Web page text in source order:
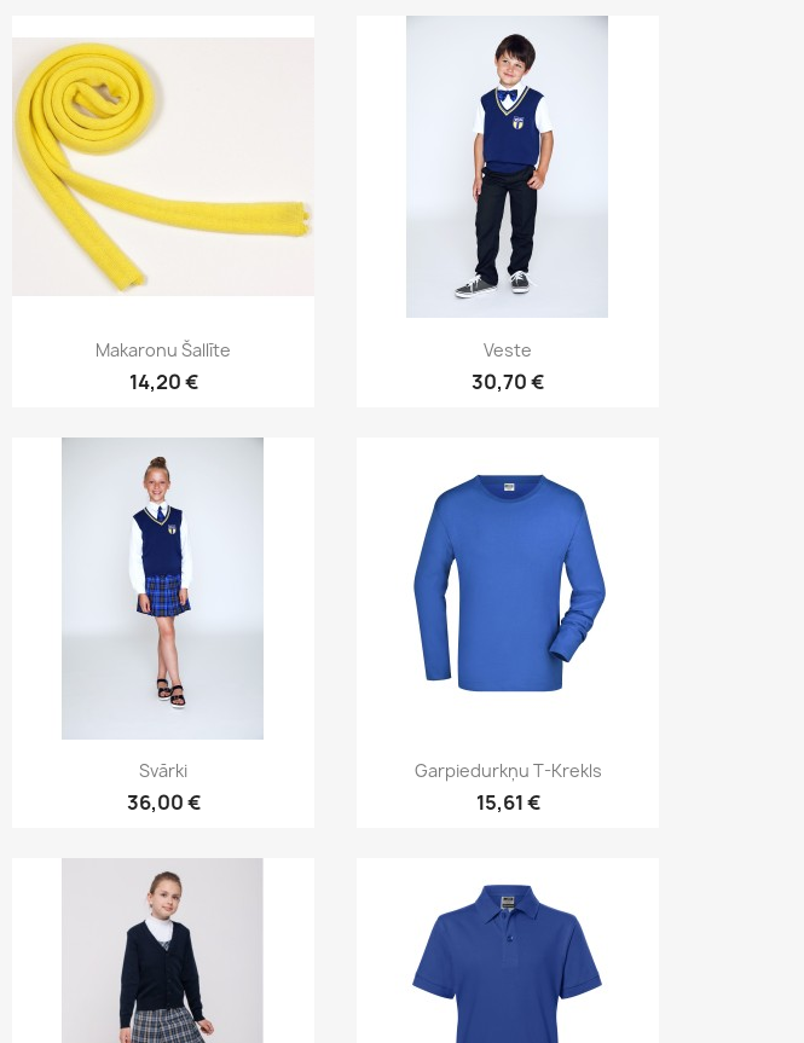
Īss ieskats
Makaronu Šallīte
14,20 €
Īss ieskats
Veste
30,70 €
Īss ieskats
Svārki
36,00 €
Īss ieskats
Garpiedurkņu T-Krekls
15,61 €